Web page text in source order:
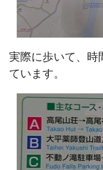
実際に歩いて、時
ています。